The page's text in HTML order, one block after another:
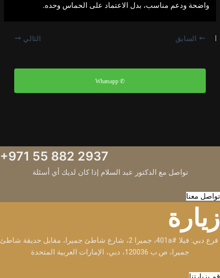
واضحة ودعم مناسب، بدل الاعتماد على الحماس وحده.
السابق التالي
✆ Whatsapp
+971 55 882 2937
تواصل مع الدكتور عبد السلام إذا كان لديك أي أسئلة
تواصل معنا
زيارة
فرع دبي: فيلا #401a، جميرا 2، شارع شاطئ جميرا، مقابل حديقة شاطئ
جميرا، ص.ب 120036، دبي، الإمارات العربية المتحدة